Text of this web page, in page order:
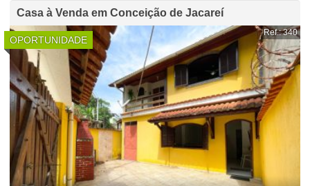
Casa à Venda em Conceição de Jacareí
OPORTUNIDADE
Ref.: 340